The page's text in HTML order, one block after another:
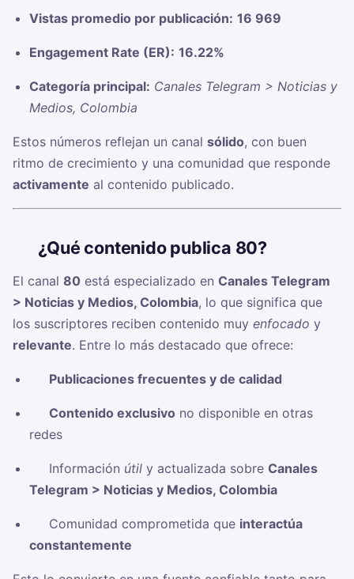
Vistas promedio por publicación: 16 969
Engagement Rate (ER): 16.22%
Categoría principal: Canales Telegram > Noticias y
Medios, Colombia
Estos números reflejan un canal sólido, con buen
ritmo de crecimiento y una comunidad que responde
activamente al contenido publicado.
¿Qué contenido publica 80?
El canal 80 está especializado en Canales Telegram
> Noticias y Medios, Colombia, lo que significa que
los suscriptores reciben contenido muy enfocado y
relevante. Entre lo más destacado que ofrece:
Publicaciones frecuentes y de calidad
Contenido exclusivo no disponible en otras
redes
✅ Información útily actualizada sobre Canales
Telegram > Noticias y Medios, Colombia
✅ Comunidad comprometida que interactúa
constantemente